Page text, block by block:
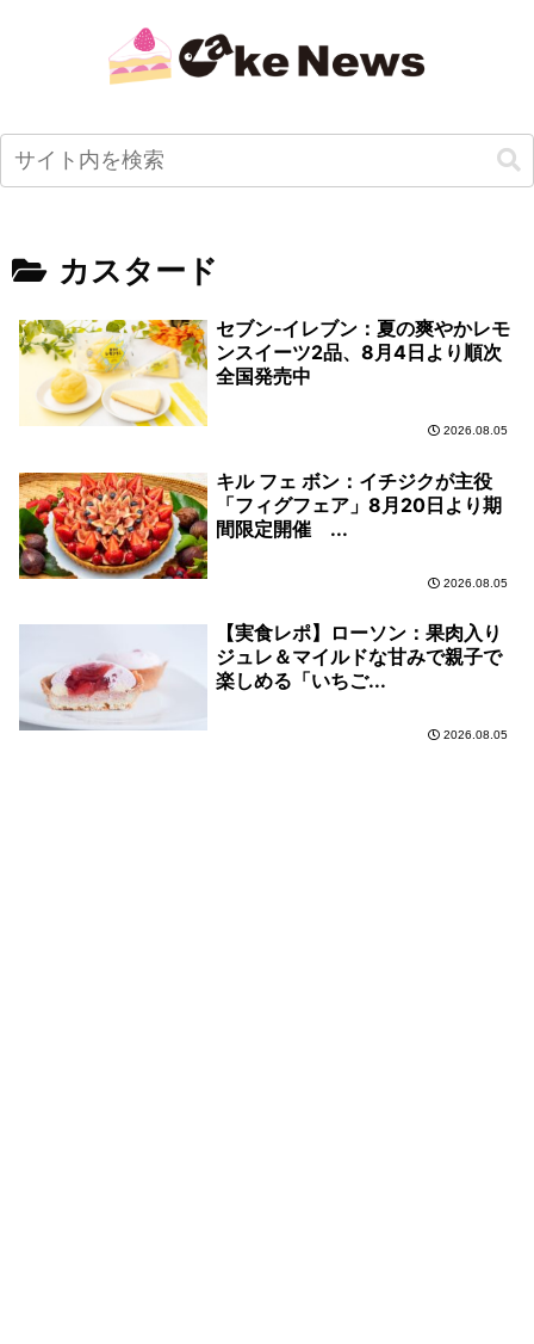
カスタード
セブン‐イレブン：夏の爽やかレモ
ンスイーツ2品、8月4日より順次
全国発売中
2026.08.05
キル フェ ボン：イチジクが主役
「フィグフェア」8月20日より期
間限定開催 ...
2026.08.05
【実食レポ】ローソン：果肉入り
ジュレ＆マイルドな甘みで親子で
楽しめる「いちご...
2026.08.05